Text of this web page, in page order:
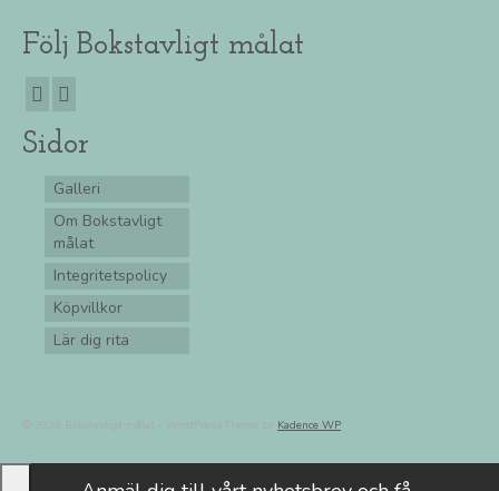
Följ Bokstavligt målat
Sidor
Galleri
Om Bokstavligt
målat
Integritetspolicy
Köpvillkor
Lär dig rita
© 2026 Bokstavligt målat - WordPress Theme by Kadence WP